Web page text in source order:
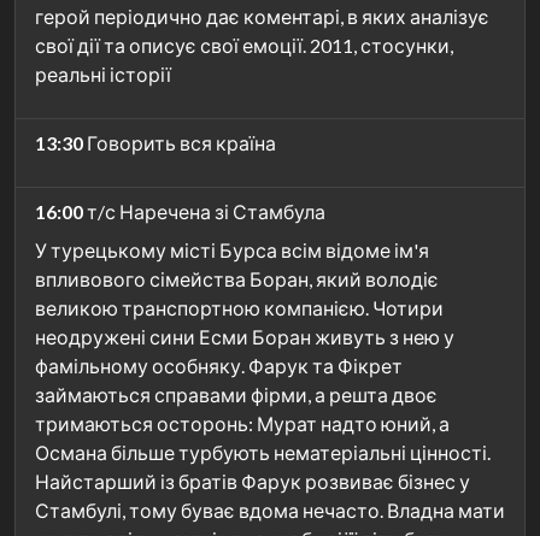
герой періодично дає коментарі, в яких аналізує
свої дії та описує свої емоції. 2011, стосунки,
реальні історії
13:30 Говорить вся країна
16:00т/с Наречена зі Стамбула
У турецькому місті Бурса всім відоме ім'я
впливового сімейства Боран, який володіє
великою транспортною компанією. Чотири
неодружені сини Есми Боран живуть з нею у
фамільному особняку. Фарук та Фікрет
займаються справами фірми, а решта двоє
тримаються осторонь: Мурат надто юний, а
Османа більше турбують нематеріальні цінності.
Найстарший із братів Фарук розвиває бізнес у
Стамбулі, тому буває вдома нечасто. Владна мати